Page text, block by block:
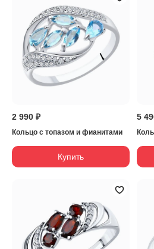
2 990 ₽
Кольцо с топазом и фианитами
Купить
5